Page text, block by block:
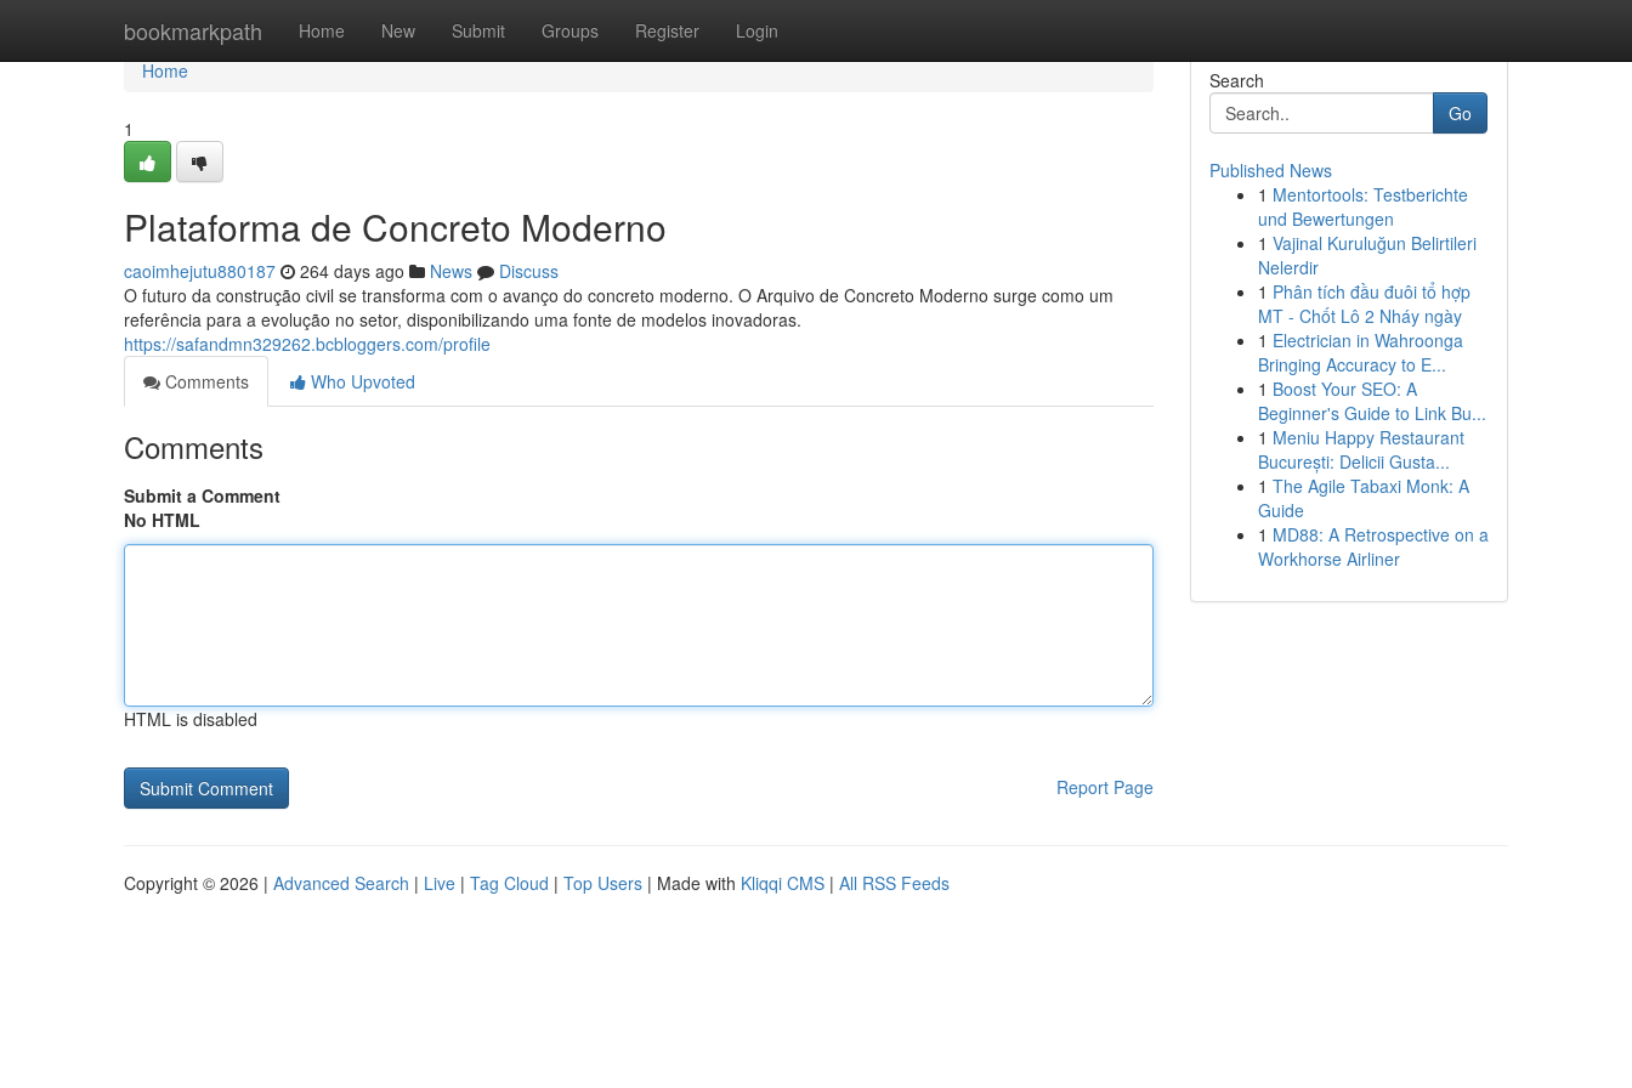
bookmarkpath Home New Submit Groups Register Login
Home
Home
1
Plataforma de Concreto Moderno
caoimhejutu880187 264 days ago News
Discuss
O futuro da construção civil se transforma com o avanço do concreto moderno. O Arquivo de Concreto Moderno surge como um
referência para a evolução no setor, disponibilizando uma fonte de modelos inovadoras.
https://safandmn329262.bcbloggers.com/profile
Comments
Who Upvoted
Comments
Submit a Comment
No HTML
HTML is disabled
Report Page
Search
Go
Published News
1 Mentortools: Testberichte
und Bewertungen
1 Vajinal Kuruluğun Belirtileri
Nelerdir
1 Phân tích đầu đuôi tổ hợp
MT - Chốt Lô 2 Nháy ngày
1 Electrician in Wahroonga
Bringing Accuracy to E...
1 Boost Your SEO: A
Beginner's Guide to Link Bu...
1 Meniu Happy Restaurant
București: Delicii Gusta...
1 The Agile Tabaxi Monk: A
Guide
1 MD88: A Retrospective on a
Workhorse Airliner
Copyright © 2026 | Advanced Search | Live | Tag Cloud | Top Users | Made with Kliqqi CMS | All RSS Feeds